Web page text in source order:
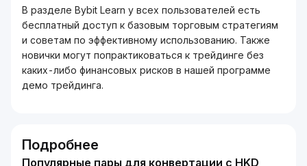
В разделе Bybit Learn у всех пользователей есть
бесплатный доступ к базовым торговым стратегиям
и советам по эффективному использованию. Также
новички могут попрактиковаться к трейдинге без
каких-либо финансовых рисков в нашей программе
демо трейдинга.
Подробнее
Популярные пары для конвертации с HKD